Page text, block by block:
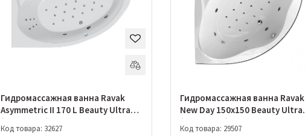
Гидромассажная ванна Ravak
Asymmetric II 170 L Beauty Ultra
(GMSR0967)
Код товара: 32627
Гидромассажная ванна Ravak
New Day 150x150 Beauty Ultra
(GMSR0019)
Код товара: 29507